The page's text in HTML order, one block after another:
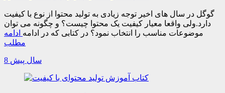
گوگل در سال های اخیر توجه زیادی به تولید محتوا از نوع با کیفیت
دارد.ولی واقعا معیار کیفیت یک محتوا چیست؟ و چگونه می توان
موضوعات مناسب را انتخاب نمود؟ در کتابی که در ادامه ادامه
مطلب
8 سال پیش